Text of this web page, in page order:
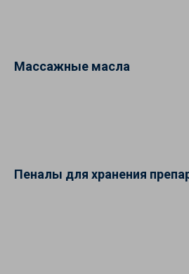
Массажные масла
Пеналы для хранения